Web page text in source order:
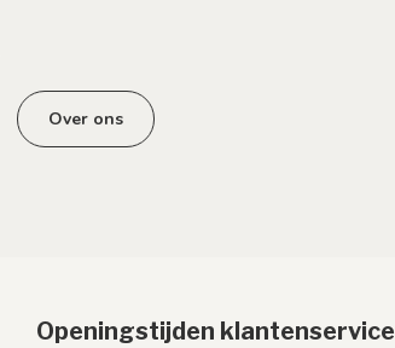
Over ons
Openingstijden klantenservice